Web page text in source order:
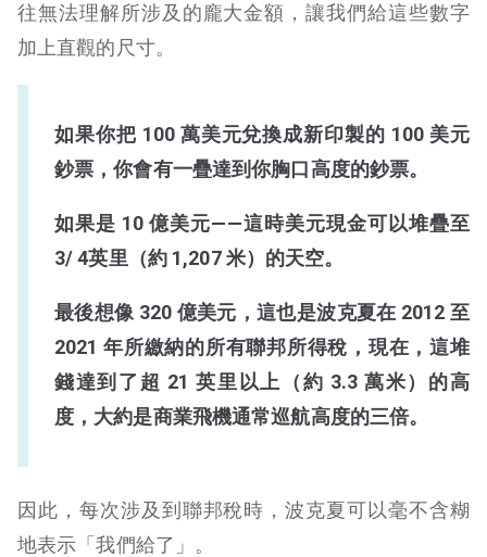
往無法理解所涉及的龐大金額，讓我們給這些數字
加上直觀的尺寸。
如果你把 100 萬美元兌換成新印製的 100 美元
鈔票，你會有一疊達到你胸口高度的鈔票。
如果是 10 億美元——這時美元現金可以堆疊至
3/ 4英里（約 1,207 米）的天空。
最後想像 320 億美元，這也是波克夏在 2012 至
2021 年所繳納的所有聯邦所得稅，現在，這堆
錢達到了超 21 英里以上（約 3.3 萬米）的高
度，大約是商業飛機通常巡航高度的三倍。
因此，每次涉及到聯邦稅時，波克夏可以毫不含糊
地表示「我們給了」。